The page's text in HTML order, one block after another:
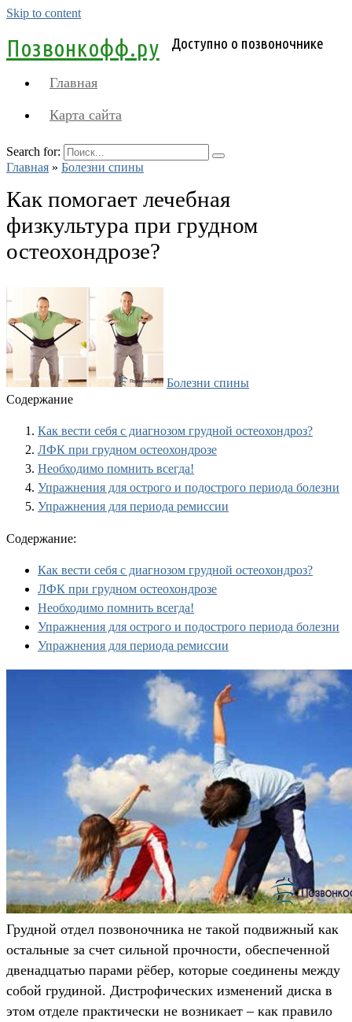
Skip to content
Позвонкофф.ру Доступно о позвоночнике
Главная
Карта сайта
Search for:
Главная » Болезни спины
Как помогает лечебная
физкультура при грудном
остеохондрозе?
Болезни спины
Содержание
Как вести себя с диагнозом грудной остеохондроз?
ЛФК при грудном остеохондрозе
Необходимо помнить всегда!
Упражнения для острого и подострого периода болезни
Упражнения для периода ремиссии
Содержание:
Как вести себя с диагнозом грудной остеохондроз?
ЛФК при грудном остеохондрозе
Необходимо помнить всегда!
Упражнения для острого и подострого периода болезни
Упражнения для периода ремиссии
Грудной отдел позвоночника не такой подвижный как
остальные за счет сильной прочности, обеспеченной
двенадцатью парами рёбер, которые соединены между
собой грудиной. Дистрофических изменений диска в
этом отделе практически не возникает – как правило